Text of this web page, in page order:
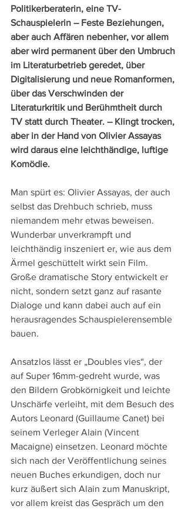
Politikerberaterin, eine TV-
Schauspielerin – Feste Beziehungen,
aber auch Affären nebenher, vor allem
aber wird permanent über den Umbruch
im Literaturbetrieb geredet, über
Digitalisierung und neue Romanformen,
über das Verschwinden der
Literaturkritik und Berühmtheit durch
TV statt durch Theater. – Klingt trocken,
aber in der Hand von Olivier Assayas
wird daraus eine leichthändige, luftige
Komödie.
Man spürt es: Olivier Assayas, der auch
selbst das Drehbuch schrieb, muss
niemandem mehr etwas beweisen.
Wunderbar unverkrampft und
leichthändig inszeniert er, wie aus dem
Ärmel geschüttelt wirkt sein Film.
Große dramatische Story entwickelt er
nicht, sondern setzt ganz auf rasante
Dialoge und kann dabei auch auf ein
herausragendes Schauspielerensemble
bauen.
Ansatzlos lässt er „Doubles vies“, der
auf Super 16mm-gedreht wurde, was
den Bildern Grobkörnigkeit und leichte
Unschärfe verleiht, mit dem Besuch des
Autors Leonard (Guillaume Canet) bei
seinem Verleger Alain (Vincent
Macaigne) einsetzen. Leonard möchte
sich nach der Veröffentlichung seines
neuen Buches erkundigen, doch nur
kurz äußert sich Alain zum Manuskript,
vor allem kreist das Gespräch um den